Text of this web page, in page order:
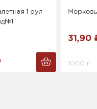
1 рул
Морковь
31,90
1000 г.